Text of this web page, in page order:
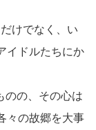
けでなく、い
イドルたちにか
のの、その心は
々の故郷を大事